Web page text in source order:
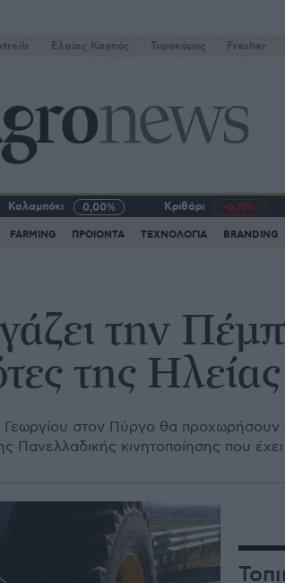
Eλαίας Καρπός Τυροκόμος Fresher
Καλαμπόκι 0,00% Κριθάρι -6,71%
FARMING ΠΡΟΙΟΝΤΑ ΤΕΧΝΟΛΟΓΙΑ BRANDING
την
της Ηλείας
στον Πύργο θα προχωρήσουν
Πανελλαδικής κινητοποίησης που